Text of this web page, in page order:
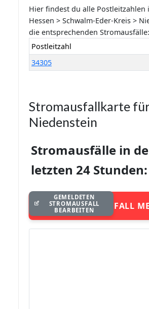
Hier findest du alle Postleitzahlen
Hessen > Schwalm-Eder-Kreis >
die entsprechenden Stromausfälle:
Postleitzahl
34305
Stromausfallkarte
Niedenstein
Stromausfälle in
letzten 24 Stunden:
STROMAUSFALL
GEMELDETEN
STROMAUSFALL
BEARBEITEN